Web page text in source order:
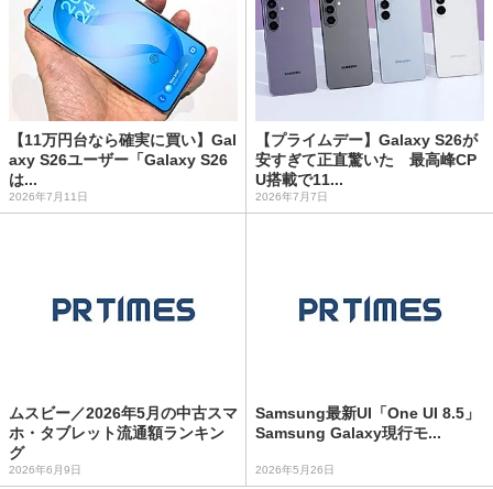
【11万円台なら確実に買い】Gal
axy S26ユーザー「Galaxy S26
は...
2026年7月11日
【プライムデー】Galaxy S26が
安すぎて正直驚いた 最高峰CP
U搭載で11...
2026年7月7日
ムスビー／2026年5月の中古スマ
ホ・タブレット流通額ランキン
グ
2026年6月9日
Samsung最新UI「One UI 8.5」
Samsung Galaxy現行モ...
2026年5月26日